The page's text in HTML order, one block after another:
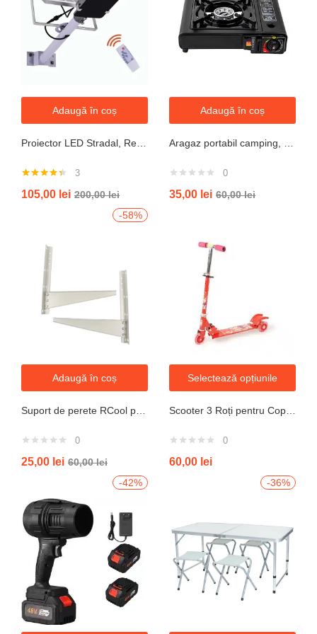
Adaugă în coș
4.33din 5
3
105,00 lei 200,00lei
Adaugă în coș
0
35,00 lei 60,00lei
-58%
Adaugă în coș
0
25,00 lei 60,00lei
Selectează opțiunile
0
60,00 lei
-42% -36%